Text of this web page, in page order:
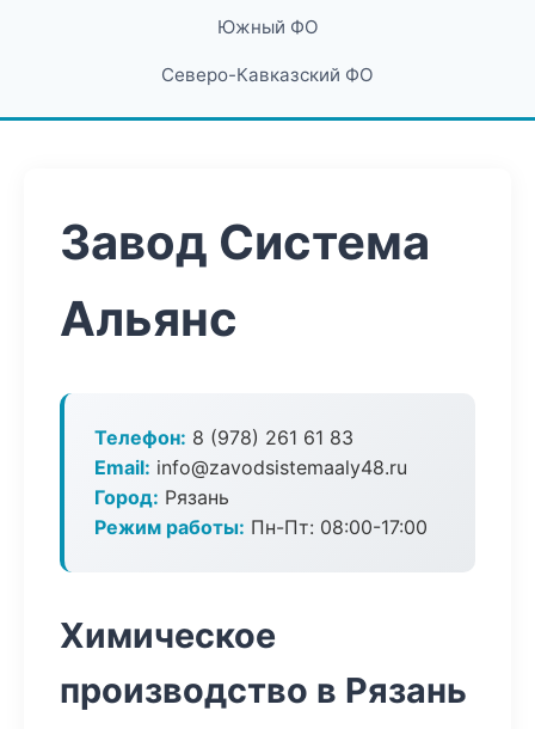
Южный ФО
Северо-Кавказский ФО
Завод Система
Альянс
Телефон: 8 (978) 261 61 83
Email: info@zavodsistemaaly48.ru
Город: Рязань
Режим работы: Пн-Пт: 08:00-17:00
Химическое
производство в Рязань